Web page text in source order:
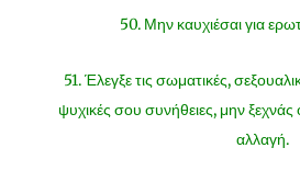
50. Μην καυχιέσαι για
51. Έλεγξε τις σωματικές,
ψυχικές σου συνήθειες, μην ξεχνάς
αλλαγή.